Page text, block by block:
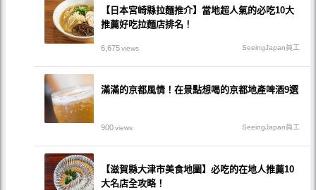
【日本宮崎縣拉麵推介】當地超人氣的必吃10大
推薦好吃拉麵店排名！
6,675views SeeingJapan員工
滿滿的京都風情！在景點想喝的京都地產啤酒9選
900views SeeingJapan員工
【滋賀縣大津市美食地圖】必吃的在地人推薦10
大名店全攻略！